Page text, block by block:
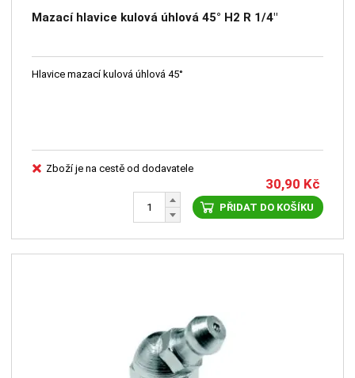
Mazací hlavice kulová úhlová 45° H2 R 1/4"
Hlavice mazací kulová úhlová 45°
Zboží je na cestě od dodavatele
30,90 Kč
PŘIDAT DO KOŠÍKU